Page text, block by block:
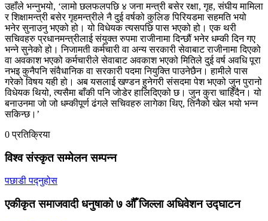
उहाँले भन्नुभयो, ‘लामो छलफलपछि ४ जना मन्त्री बसेर रक्षा, गृह, संघीय मामिला
र शिक्षामन्त्री बसेर गृहमन्त्रीले नै दुई वर्षको कुलिङ पिरियडमा सहमति भयो
भनेर सुनाउनु भएको हो। यो विधेयक त्यसपछि पास भएको हो। एक थरी
सचिवहरु प्रधानमन्त्रीलाई संयुक्त रुपमा राजीनामा दिन्छौं भनेर धम्की दिन गए
भन्ने सुनेको हो। निजामती कर्मचारी वा अन्य सरकारी सेवाबाट राजीनामा दिएको
वा अवकाश भएको कर्मचारीले सेवाबाट अवकाश भएको मितिले दुई वर्ष अवधि पूरा
नभइ कुनैपनि संवैधानिक वा सरकारी पदमा नियुक्ति पाउनेछैन। हामीले पास
गरेको विषय यही हो। अब यसलाई खण्डन हुनेगरी संसदमा पेश भएको जुन पुरानो
विधेयक थियो, त्यसैमा बाँकी पनि जोडेर हालिदिएको छ। जुन कुरा चाहिँदैन। यो
बनाउनमा जो जो धम्कीपूर्ण ढंगले सचिवहरु लागेका थिए, तिनैको खेल भयो भन्न
सकिन्छ।’
0 प्रतिक्रिया
विश्व संस्कृत सम्मेलन सम्पन्न
पछाडी पद्नुहोस
एकीकृत समाजवादी धनुषाको ७ औँ जिल्ला अधिवेशन उद्घाटन